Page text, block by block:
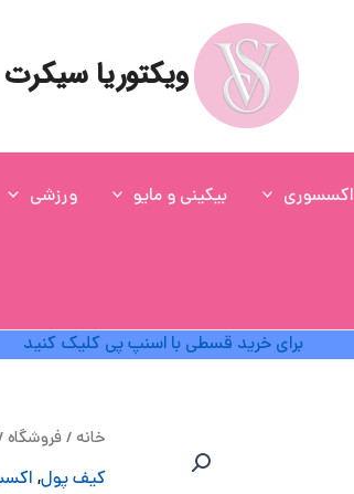
ویکتوریا سیکرت
اکسسوری بیکینی و مایو ورزشی
برای خرید قسطی با اسنپ پی کلیک کنید
خانه /فروشگاه
کیف پول,